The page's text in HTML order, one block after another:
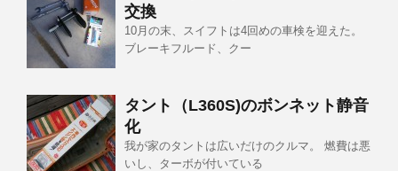
交換
10月の末、スイフトは4回めの車検を迎えた。
ブレーキフルード、クー
タント（L360S)のボンネット静音
化
我が家のタントは広いだけのクルマ。 燃費は悪
いし、ターボが付いている